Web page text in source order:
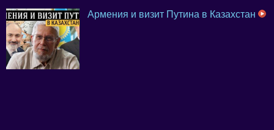
Армения и визит Путина в Казахстан